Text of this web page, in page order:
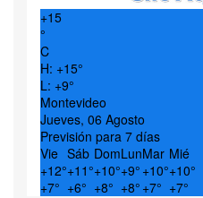
+15
°
C
H: +15°
L: +9°
Montevideo
Jueves, 06 Agosto
Previsión para 7 días
Vie Sáb DomLunMar Mié
+12°+11°+10°+9° +10°+10°
+7° +6° +8° +8° +7° +7°